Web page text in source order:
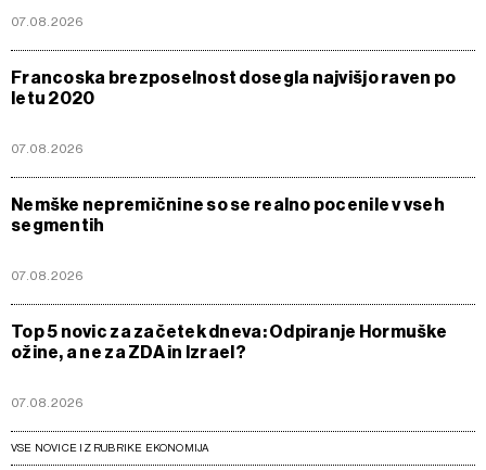
07.08.2026
Francoska brezposelnost dosegla najvišjo raven po
letu 2020
07.08.2026
Nemške nepremičnine so se realno pocenile v vseh
segmentih
07.08.2026
Top 5 novic za začetek dneva: Odpiranje Hormuške
ožine, a ne za ZDA in Izrael?
07.08.2026
VSE NOVICE IZ RUBRIKE EKONOMIJA